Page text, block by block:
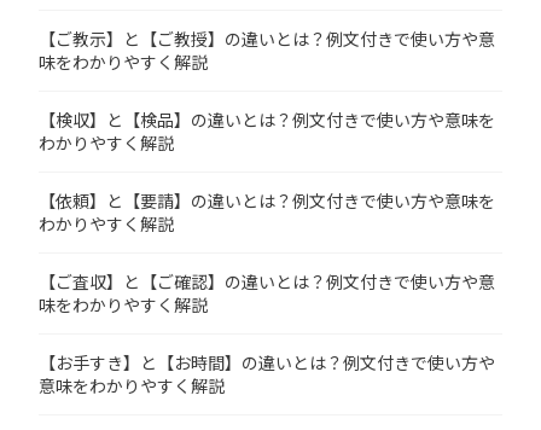
【ご教示】と【ご教授】の違いとは？例文付きで使い方や意
味をわかりやすく解説
【検収】と【検品】の違いとは？例文付きで使い方や意味を
わかりやすく解説
【依頼】と【要請】の違いとは？例文付きで使い方や意味を
わかりやすく解説
【ご査収】と【ご確認】の違いとは？例文付きで使い方や意
味をわかりやすく解説
【お手すき】と【お時間】の違いとは？例文付きで使い方や
意味をわかりやすく解説